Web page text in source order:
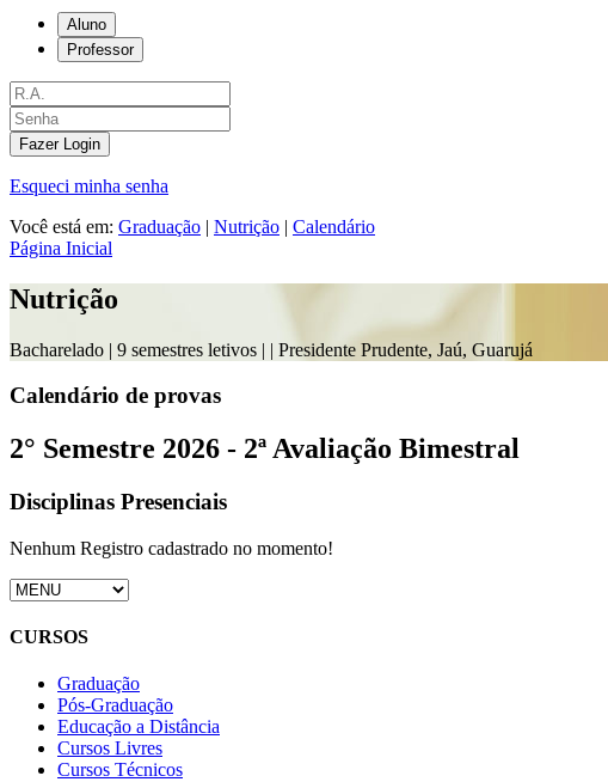
Aluno
Professor
Fazer Login
Esqueci minha senha
Você está em: Graduação | Nutrição | Calendário
Página Inicial
Nutrição
Bacharelado | 9 semestres letivos | | Presidente Prudente, Jaú, Guarujá
Calendário de provas
2° Semestre 2026 - 2ª Avaliação Bimestral
Disciplinas Presenciais
Nenhum Registro cadastrado no momento!
CURSOS
Graduação
Pós-Graduação
Educação a Distância
Cursos Livres
Cursos Técnicos